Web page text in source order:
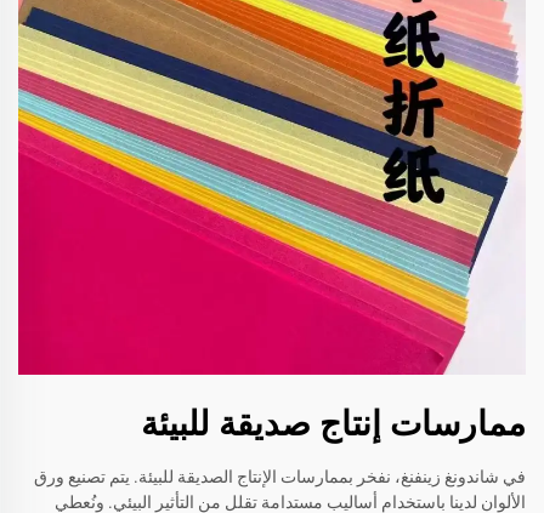
ممارسات إنتاج صديقة للبيئة
في شاندونغ زينفنغ، نفخر بممارسات الإنتاج الصديقة للبيئة. يتم تصنيع ورق
الألوان لدينا باستخدام أساليب مستدامة تقلل من التأثير البيئي. ونُعطي